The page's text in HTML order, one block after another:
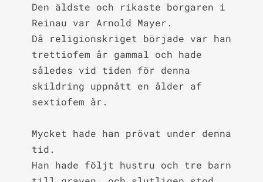
Den äldste och rikaste borgaren i
Reinau var Arnold Mayer.
Då religionskriget började var han
trettiofem år gammal och hade
således vid tiden för denna
skildring uppnått en ålder af
sextiofem år.
Mycket hade han prövat under denna
tid.
Han hade följt hustru och tre barn